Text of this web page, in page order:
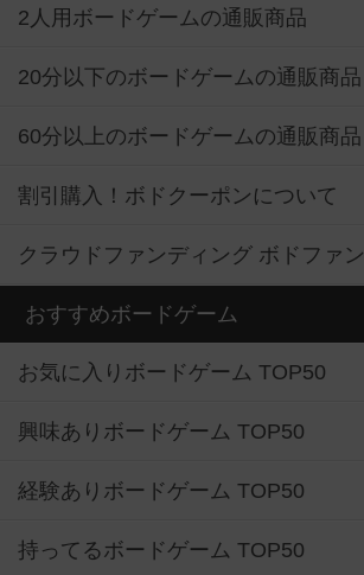
2人用ボードゲームの通販商品
20分以下のボードゲームの通販商品
60分以上のボードゲームの通販商品
割引購入！ボドクーポンについて
クラウドファンディング ボドファン
おすすめボードゲーム
お気に入りボードゲーム TOP50
興味ありボードゲーム TOP50
経験ありボードゲーム TOP50
持ってるボードゲーム TOP50